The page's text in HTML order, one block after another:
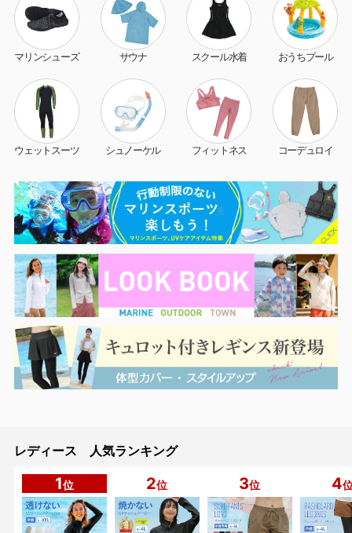
マリンシューズ サウナ スクール水着 おうちプール
ウェットスーツ シュノーケル フィットネス コーデュロイ
レディース 人気ランキング
1位 2位 3位 4